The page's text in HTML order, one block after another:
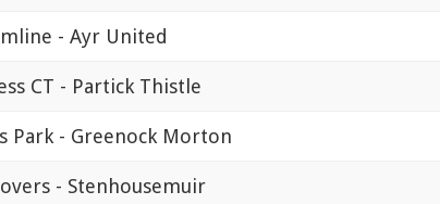
- Ayr United
CT - Partick Thistle
Park - Greenock Morton
- Stenhousemuir